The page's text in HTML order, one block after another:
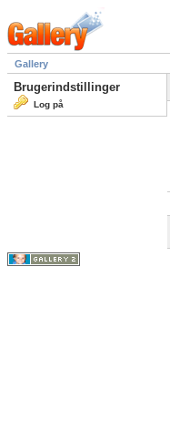
Gallery
Brugerindstillinger
Log på